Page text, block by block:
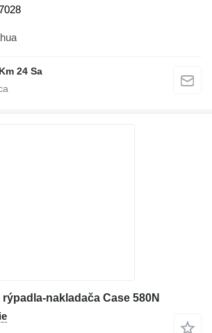
24 Sa
rýpadla-nakladača Case 580N